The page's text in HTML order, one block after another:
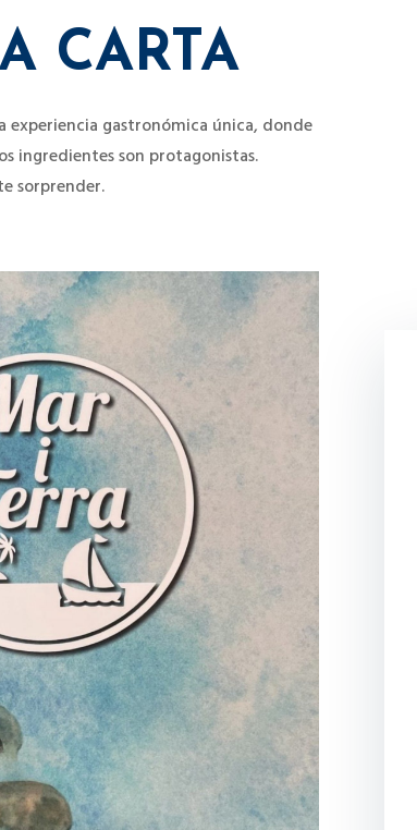
CARTA
gastronómica única, donde
ingredientes son protagonistas.
sorprender.